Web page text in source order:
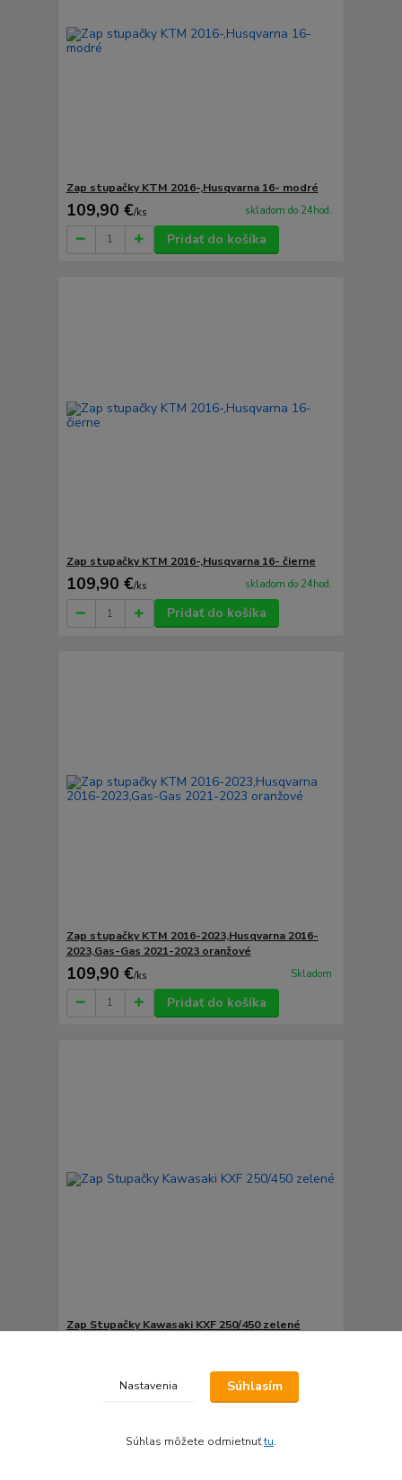
Zap stupačky KTM 2016-,Husqvarna 16- modré
109,90 €/ks skladom do 24hod.
Pridať do košíka
Zap stupačky KTM 2016-,Husqvarna 16- čierne
109,90 €/ks skladom do 24hod.
Pridať do košíka
Zap stupačky KTM 2016-2023,Husqvarna 2016-
2023,Gas-Gas 2021-2023 oranžové
109,90 €/ks Skladom
Pridať do košíka
Zap Stupačky Kawasaki KXF 250/450 zelené
Pridať do košíka
Nastavenia Súhlasím
Súhlas môžete odmietnuťtu.